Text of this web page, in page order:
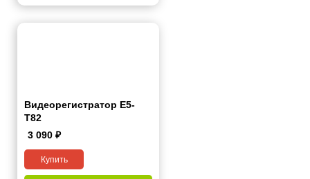
Видеорегистратор Е5-
Т82
3 090 ₽
Купить